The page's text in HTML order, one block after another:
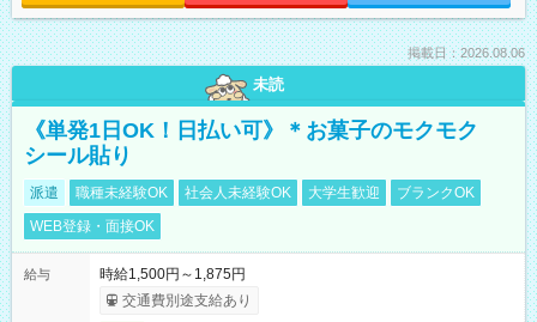
掲載日：2026.08.06
未読
《単発1日OK！日払い可》＊お菓子のモクモク
シール貼り
派遣 職種未経験OK 社会人未経験OK 大学生歓迎
ブランクOK
WEB登録・面接OK
給与
時給1,500円～1,875円
交通費別途支給あり